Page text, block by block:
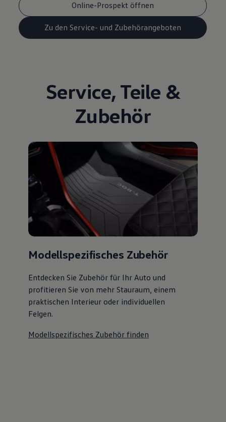
Online-Prospekt öffnen
Zu den Service- und Zubehörangeboten
Service, Teile &
Zubehör
Modellspezifisches Zubehör
Entdecken Sie Zubehör für Ihr Auto und
profitieren Sie von mehr Stauraum, einem
praktischen Interieur oder individuellen
Felgen.
Modellspezifisches Zubehör finden